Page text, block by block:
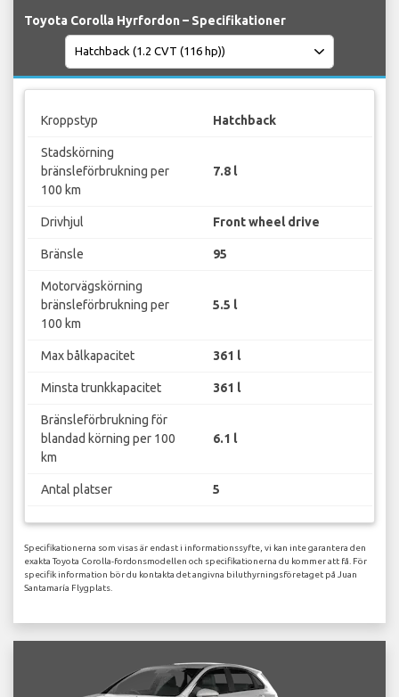
Toyota Corolla Hyrfordon – Specifikationer
Kroppstyp Hatchback
Stadskörning
bränsleförbrukning per
100 km
7.8 l
Drivhjul Front wheel drive
Bränsle 95
Motorvägskörning
bränsleförbrukning per
100 km
5.5 l
Max bålkapacitet 361 l
Minsta trunkkapacitet 361 l
Bränsleförbrukning för
blandad körning per 100
km
6.1 l
Antal platser 5
Specifikationerna som visas är endast i informationssyfte, vi kan inte garantera den
exakta Toyota Corolla-fordonsmodellen och specifikationerna du kommer att få. För
specifik information bör du kontakta det angivna biluthyrningsföretaget på Juan
Santamaría Flygplats.